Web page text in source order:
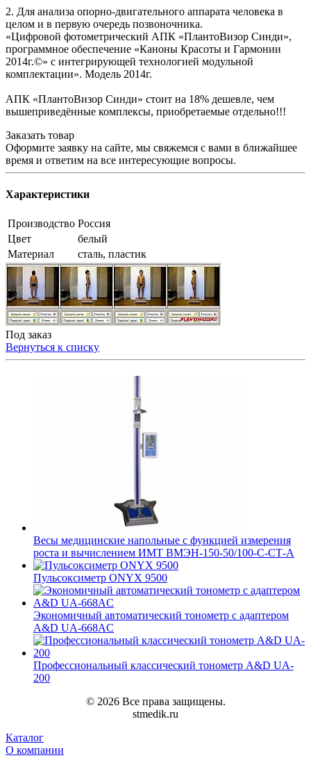
2. Для анализа опорно-двигательного аппарата человека в
целом и в первую очередь позвоночника.
«Цифровой фотометрический АПК «ПлантоВизор Синди»,
программное обеспечение «Каноны Красоты и Гармонии
2014г.©» с интегрирующей технологией модульной
комплектации». Модель 2014г.
АПК «ПлантоВизор Синди» стоит на 18% дешевле, чем
вышеприведённые комплексы, приобретаемые отдельно!!!
Заказать товар
Оформите заявку на сайте, мы свяжемся с вами в ближайшее
время и ответим на все интересующие вопросы.
Характеристики
Производство Россия
Цвет
белый
Материал
сталь, пластик
Под заказ
Вернуться к списку
Весы медицинские напольные с функцией измерения
роста и вычислением ИМТ ВМЭН-150-50/100-С-СТ-А
Пульсоксиметр ONYX 9500
Экономичный автоматический тонометр с адаптером
A&D UA-668AC
Профессиональный классический тонометр A&D UA-
200
© 2026 Все права защищены.
stmedik.ru
Каталог
О компании